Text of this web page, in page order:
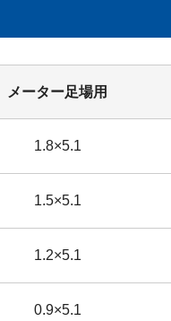
メーター足場用
1.8×5.1
1.5×5.1
1.2×5.1
0.9×5.1